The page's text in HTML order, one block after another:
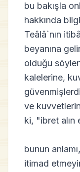
bu bakışla
hakkında
Teâlâ`nın
beyanına
olduğu
kalelerine,
ve
ki, "ibret alın
bunun
itimad